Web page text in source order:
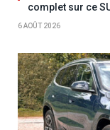
complet sur ce
6 AOÛT 2026